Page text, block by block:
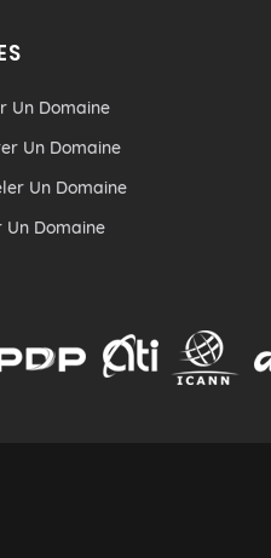
Un Domaine
Un Domaine
Un Domaine
Un Domaine